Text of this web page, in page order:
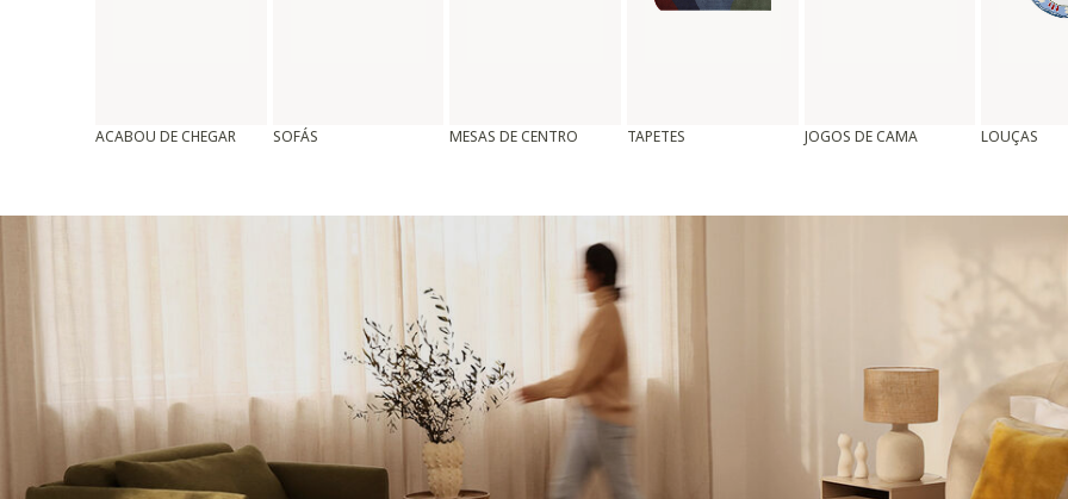
ACABOU DE CHEGAR SOFÁS MESAS DE CENTRO TAPETES JOGOS DE CAMA LOUÇAS